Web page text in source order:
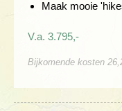
Maak mooie
V.a. 3.795,-
Bijkomende kosten